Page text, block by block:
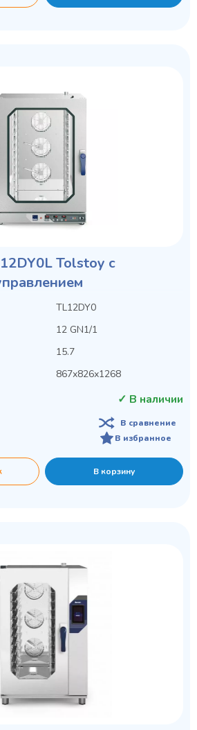
Tolstoy с
TL12DY0
12 GN1/1
15.7
867х826х1268
✓ В наличии
В сравнение
В избранное
В корзину